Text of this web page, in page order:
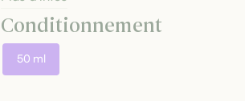
Conditionnement
50 ml